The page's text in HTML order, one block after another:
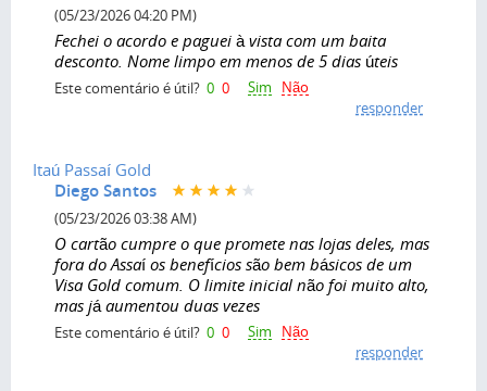
(05/23/2026 04:20 PM)
Fechei o acordo e paguei à vista com um baita
desconto. Nome limpo em menos de 5 dias úteis
Este comentário é útil? 0 0 Sim
Não
responder
Itaú Passaí Gold
Diego Santos
(05/23/2026 03:38 AM)
O cartão cumpre o que promete nas lojas deles, mas
fora do Assaí os benefícios são bem básicos de um
Visa Gold comum. O limite inicial não foi muito alto,
mas já aumentou duas vezes
Este comentário é útil? 0 0 Sim
Não
responder